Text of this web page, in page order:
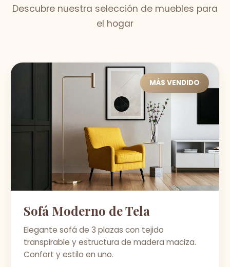
Descubre nuestra selección de muebles para
el hogar
MÁS VENDIDO
Sofá Moderno de Tela
Elegante sofá de 3 plazas con tejido
transpirable y estructura de madera maciza.
Confort y estilo en uno.